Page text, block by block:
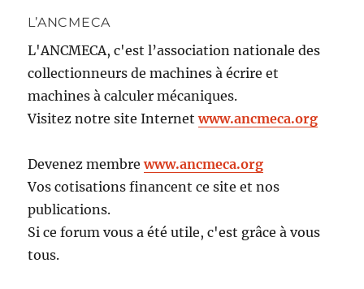
L’ANCMECA
L'ANCMECA, c'est l’association nationale des
collectionneurs de machines à écrire et
machines à calculer mécaniques.
Visitez notre site Internetwww.ancmeca.org
Devenez membrewww.ancmeca.org
Vos cotisations financent ce site et nos
publications.
Si ce forum vous a été utile, c'est grâce à vous
tous.